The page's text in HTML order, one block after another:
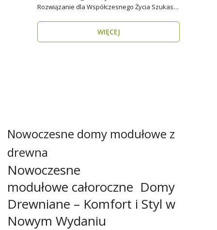
Rozwiązanie dla Współczesnego Życia Szukasz
WIĘCEJ
Nowoczesne domy modułowe z
drewna
Nowoczesne
modułowe całoroczne Domy
Drewniane – Komfort i Styl w
Nowym Wydaniu